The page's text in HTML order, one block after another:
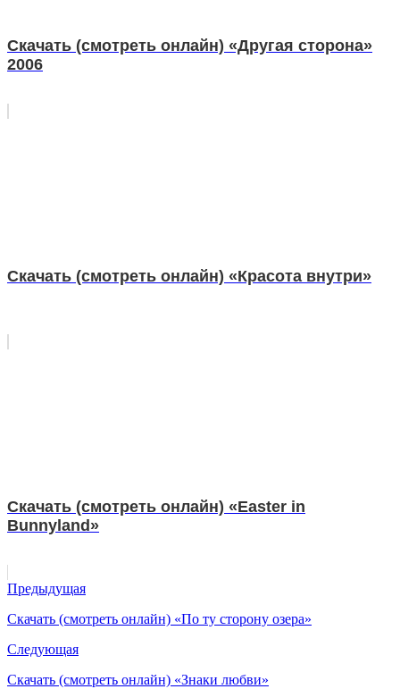
Скачать (смотреть онлайн) «Другая сторона»
2006
Скачать (смотреть онлайн) «Красота внутри»
Скачать (смотреть онлайн) «Easter in
Bunnyland»
Предыдущая
Скачать (смотреть онлайн) «По ту сторону озера»
Следующая
Скачать (смотреть онлайн) «Знаки любви»